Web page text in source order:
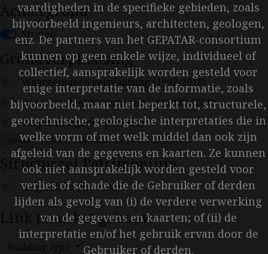
vaardigheden in de specifieke gebieden, zoals
bijvoorbeeld ingenieurs, architecten, geologen,
enz. De partners van het GEPATAR-consortium
kunnen op geen enkele wijze, individueel of
collectief, aansprakelijk worden gesteld voor
enige interpretatie van de informatie, zoals
bijvoorbeeld, maar niet beperkt tot, structurele,
geotechnische, geologische interpretaties die in
welke vorm of met welk middel dan ook zijn
afgeleid van de gegevens en kaarten. Ze kunnen
ook niet aansprakelijk worden gesteld voor
verlies of schade die de Gebruiker of derden
lijden als gevolg van (i) de verdere verwerking
van de gegevens en kaarten; of (ii) de
interpretatie en/of het gebruik ervan door de
Gebruiker of derden.
Achtergrond
Straten
Grondverplaatsing
Waargenomen verplaatsing (1992-2018)
Geaccumuleerde verplaatsing (1992-2018)
Verplaatsing (per periode)
1992-1997 1996-2001 2001-2006 2005-2010 2016-2018
Structureel Patrimonium
Belgisch Patrimonium
Link naar het gebouw